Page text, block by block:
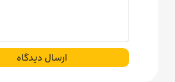
ارسال دیدگاه